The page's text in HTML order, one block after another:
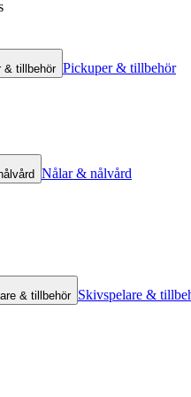
& tillbehör Pickuper & tillbehör
Nålar & nålvård
& tillbehör Skivspelare &